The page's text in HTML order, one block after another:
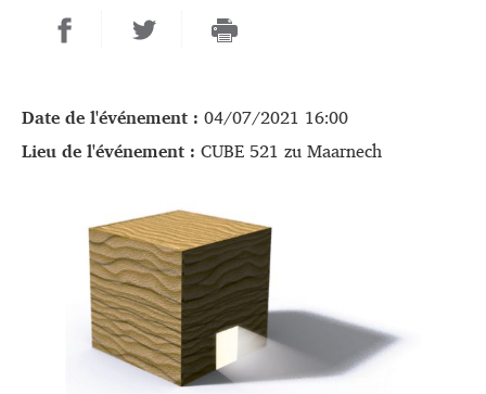
Date de l'événement : 04/07/2021 16:00
Lieu de l'événement : CUBE 521 zu Maarnech